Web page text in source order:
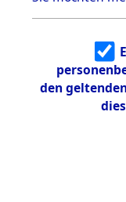
Effekten
dem KZ
e
1.2.9.4
den